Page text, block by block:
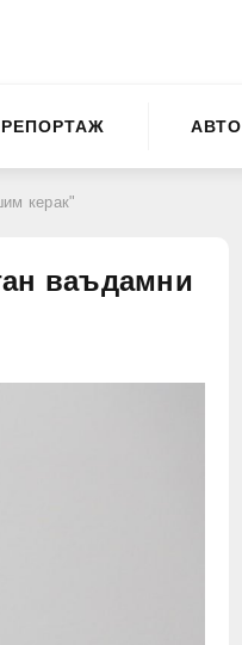
РЕПОРТАЖ АВТО
керак"
ваъдамни